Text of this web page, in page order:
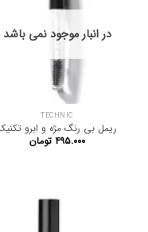
در انبار موجود نمی باشد
TECHNIC
ریمل بی رنگ مژه و ابرو
۴۹۵.۰۰۰ تومان